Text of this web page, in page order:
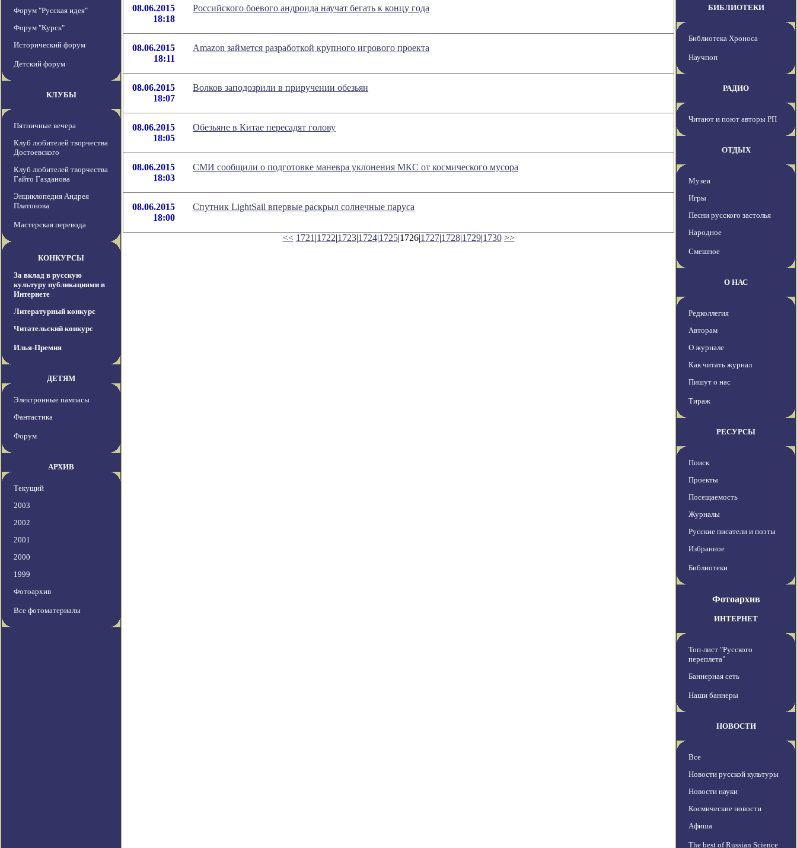
Форум "Русская идея"
Форум "Курск"
Исторический форум
Детский форум
КЛУБЫ
Пятничные вечера
Клуб любителей творчества
Достоевского
Клуб любителей творчества
Гайто Газданова
Энциклопедия Андрея
Платонова
Мастерская перевода
КОНКУРСЫ
За вклад в русскую
культуру публикациями в
Интернете
Литературный конкурс
Читательский конкурс
Илья-Премия
ДЕТЯМ
Электронные пампасы
Фантастика
Форум
АРХИВ
Текущий
2003
2002
2001
2000
1999
Фотоархив
Все фотоматериалы
08.06.2015
18:18
Российского боевого андроида научат бегать к концу года
08.06.2015
18:11
Amazon займется разработкой крупного игрового проекта
08.06.2015
18:07
Волков заподозрили в приручении обезьян
08.06.2015
18:05
Обезьяне в Китае пересадят голову
08.06.2015
18:03
СМИ сообщили о подготовке маневра уклонения МКС от космического мусора
08.06.2015
18:00
Спутник LightSail впервые раскрыл солнечные паруса
<< 1721 |1722|1723|1724|1725|1726|1727|1728|1729|1730 >>
БИБЛИОТЕКИ
Библиотека Хроноса
Научпоп
РАДИО
Читают и поют авторы РП
ОТДЫХ
Музеи
Игры
Песни русского застолья
Народное
Смешное
О НАС
Редколлегия
Авторам
О журнале
Как читать журнал
Пишут о нас
Тираж
РЕСУРСЫ
Поиск
Проекты
Посещаемость
Журналы
Русские писатели и поэты
Избранное
Библиотеки
Фотоархив
ИНТЕРНЕТ
Топ-лист "Русского
переплета"
Баннерная сеть
Наши баннеры
НОВОСТИ
Все
Новости русской культуры
Новости науки
Космические новости
Афиша
The best of Russian Science